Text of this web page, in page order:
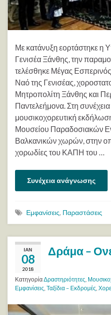
Με κατάνυξη εορτάστηκε η
Γενισέα Ξάνθης, την
τελέσθηκε Μέγας
Ναό της Γενισέας,
Μητροπολίτη Ξάνθης και
Παντελεήμονα. Στη
μουσικοχορευτική
Μουσείου Παραδοσιακών
Βαλκανικών χωρών, στην
χορωδίες του ΚΑΠΗ του …
Συνέχεια ανάγνωσης
Εμφανίσεις, Παραστάσεις
ΙΑΝ
08
2018
Δράμα –
ΚατηγορίαΔραστηριότητες,
Εμφανίσεις, Ταξίδια – Εκδρομές,